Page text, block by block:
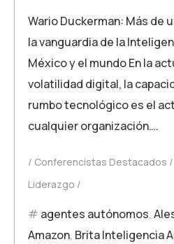
Wario Duckerman: Más de
la vanguardia de la
México y el mundo En la
volatilidad digital, la
rumbo tecnológico es el
cualquier organización….
Conferencistas Destacados
Liderazgo
agentes autónomos,
Amazon, Brita Inteligencia